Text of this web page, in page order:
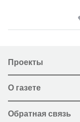
Проекты
О газете
Обратная связь